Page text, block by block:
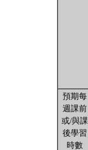
預期每
週課前
或/與課
後學習
時數